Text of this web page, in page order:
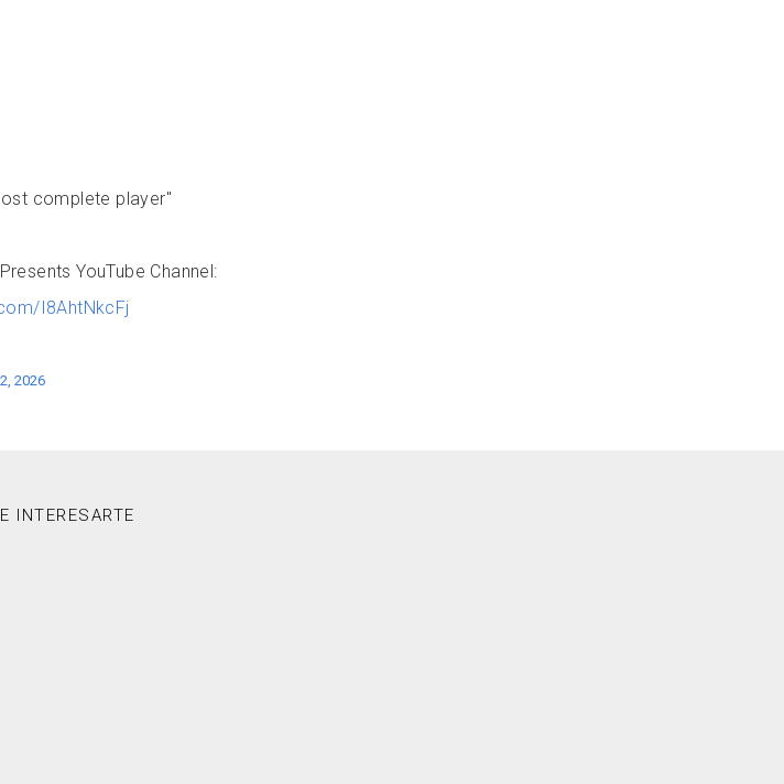
complete player"
YouTube Channel:
I8AhtNkcFj
2026
INTERESARTE